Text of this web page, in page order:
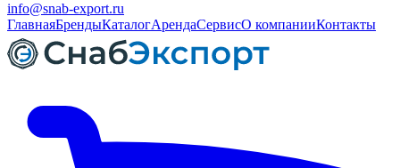
info@snab-export.ru
ГлавнаяБрендыКаталогАрендаСервисО компанииКонтакты